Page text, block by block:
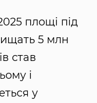
площі під
5 млн
став
і
у